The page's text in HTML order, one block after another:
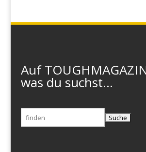
Auf
was du suchst...
Suchen
nach: